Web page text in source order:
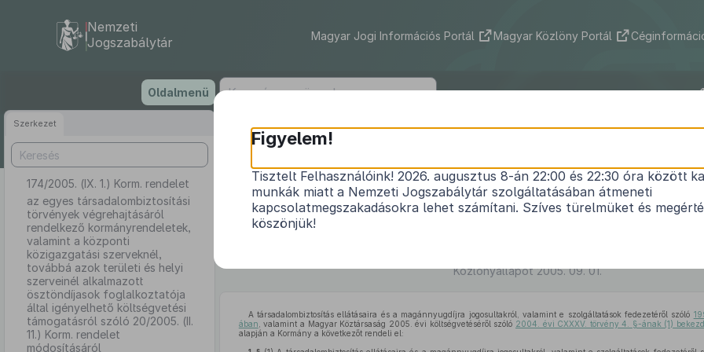
tartalomra
Nemzeti
Jogszabálytár
Magyar Jogi Információs Portál Magyar Közlöny Portál
Oldalmenü
Szerkezet
174/2005. (IX. 1.) Korm. rendelet
az egyes társadalombiztosítási
törvények végrehajtásáról
rendelkező kormányrendeletek,
valamint a központi
közigazgatási szerveknél,
továbbá azok területi és helyi
szerveinél alkalmazott
ösztöndíjasok foglalkoztatója
által igényelhető költségvetési
támogatásról szóló 20/2005. (II.
11.) Korm. rendelet
módosításáról
174/2005. (IX. 1.) Korm. rendelet
az egyes társadalombiztosítási törvények végrehajtásáról
kormányrendeletek, valamint a központi közigazgatási
területi és helyi szerveinél alkalmazott ösztöndíjasok
igényelhető költségvetési támogatásról szóló
Közlönyállapot 2005. 09. 01.
A társadalombiztosítás ellátásaira és a magánnyugdíjra jogosultakról, valamint e szolgáltatások fedezetéről szóló
ában , valamint a Magyar Köztársaság 2005. évi költségvetéséről szóló 2004. évi CXXXV. törvény 4. §-ának (1)
alapján a Kormány a következőt rendeli el:
Figyelem!
Tisztelt Felhasználóink! 2026. augusztus 8-án 22:00 és 22:30 óra között
munkák miatt a Nemzeti Jogszabálytár szolgáltatásában átmeneti
kapcsolatmegszakadásokra lehet számítani. Szíves türelmüket és
köszönjük!